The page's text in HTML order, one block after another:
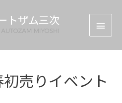
売りイベント